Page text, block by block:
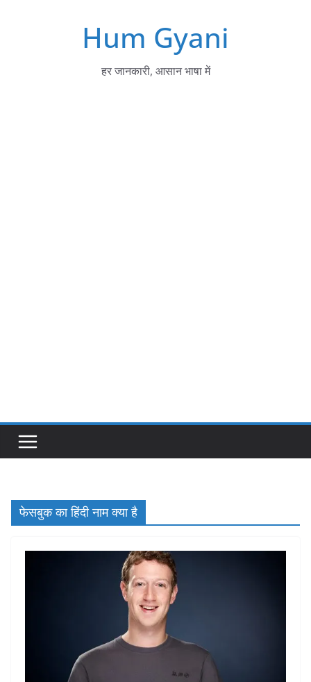
Hum Gyani
हर जानकारी, आसान भाषा में
फेसबुक का हिंदी नाम क्या है